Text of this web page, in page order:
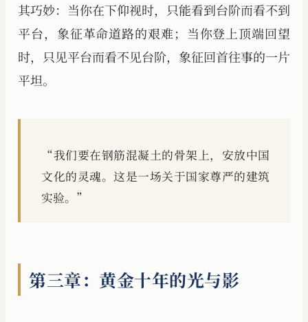
其巧妙：当你在下仰视时，只能看到台阶而看不到
平台，象征革命道路的艰难；当你登上顶端回望
时，只见平台而看不见台阶，象征回首往事的一片
平坦。
“我们要在钢筋混凝土的骨架上，安放中国
文化的灵魂。这是一场关于国家尊严的建筑
实验。”
第三章：黄金十年的光与影